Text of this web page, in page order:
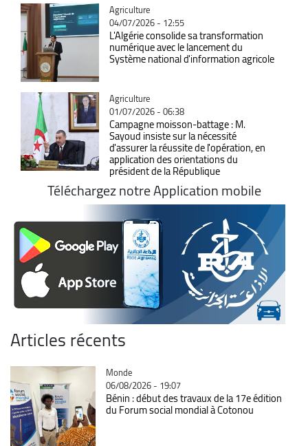
Catégorie
Agriculture
04/07/2026 - 12:55
L'Algérie consolide sa transformation
numérique avec le lancement du
Système national d'information agricole
Catégorie
Agriculture
01/07/2026 - 06:38
Campagne moisson-battage : M.
Sayoud insiste sur la nécessité
d'assurer la réussite de l'opération, en
application des orientations du
président de la République
Téléchargez notre Application mobile
Articles récents
Catégorie
Monde
06/08/2026 - 19:07
Bénin : début des travaux de la 17e édition
du Forum social mondial à Cotonou